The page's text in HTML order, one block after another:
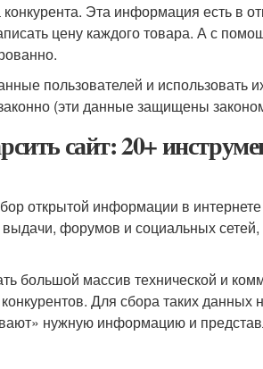
Эта информация есть в
цену каждого товара. А с
пользователей и использовать
(эти данные защищены
сайт: 20+
открытой информации в
форумов и социальных сетей,
большой массив технической и
Для сбора таких
нужную информацию и